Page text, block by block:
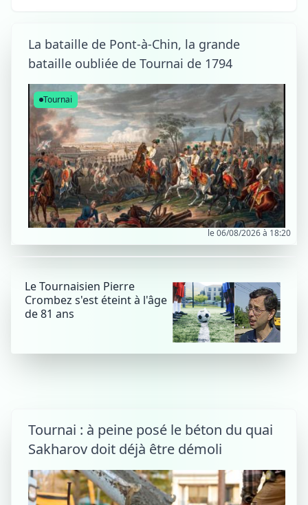
La bataille de Pont-à-Chin, la grande
bataille oubliée de Tournai de 1794
le 06/08/2026 à 18:20
Tournai
Le Tournaisien Pierre
Crombez s'est éteint à l'âge
de 81 ans
Tournai : à peine posé le béton du quai
Sakharov doit déjà être démoli